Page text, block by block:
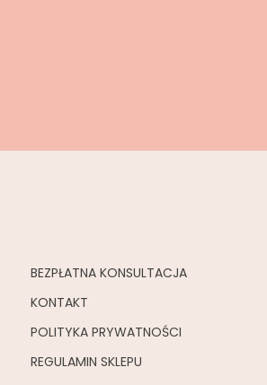
BEZPŁATNA KONSULTACJA
KONTAKT
POLITYKA PRYWATNOŚCI
REGULAMIN SKLEPU